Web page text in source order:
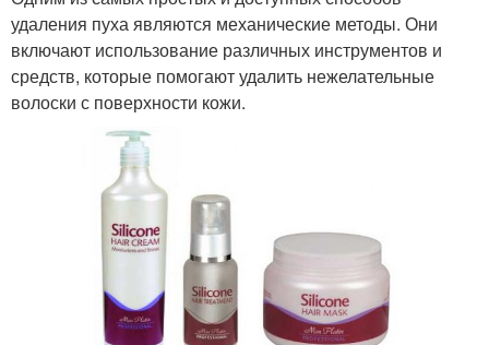
удаления пуха являются механические методы. Они
включают использование различных инструментов и
средств, которые помогают удалить нежелательные
волоски с поверхности кожи.